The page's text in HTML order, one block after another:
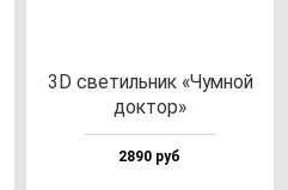
3D све­тиль­ник «Чум­ной
док­тор»
2890 руб